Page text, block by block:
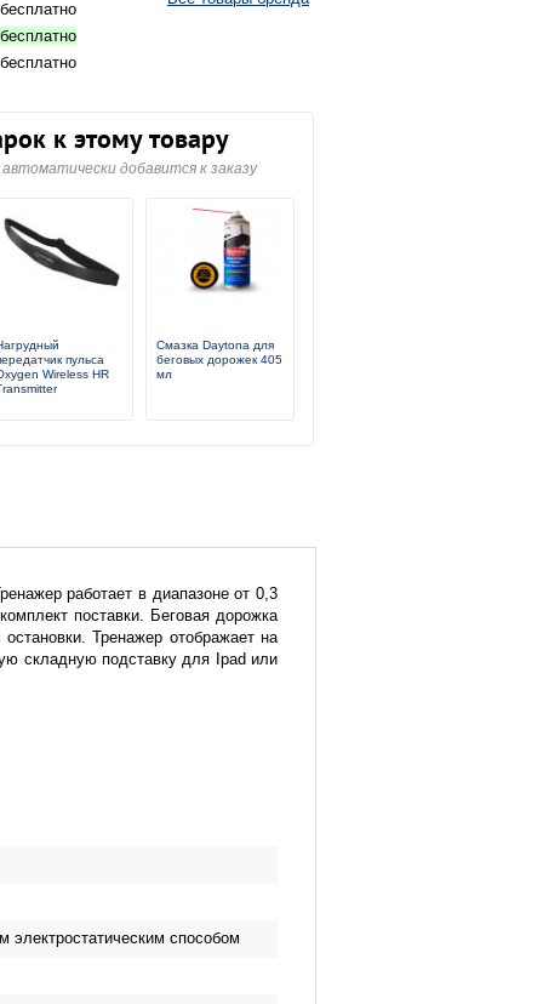
бесплатно
бесплатно
бесплатно
к этому товару
добавится к заказу
пульса
Wireless HR
Смазка Daytona для
беговых дорожек 405
мл
работает в диапазоне от 0,3
поставки. Беговая дорожка
Тренажер отображает на
складную подставку для Ipad или
способом